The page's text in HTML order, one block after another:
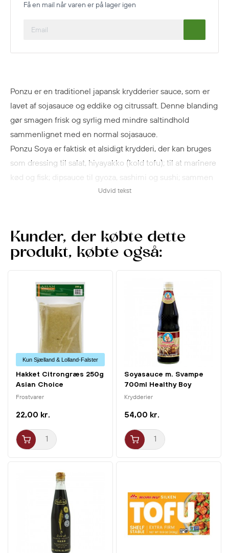
Ponzu er en traditionel japansk krydderier sauce, som er
lavet af sojasauce og eddike og citrussaft. Denne blanding
gør smagen frisk og syrlig med mindre saltindhold
sammenlignet med en normal sojasauce.
Ponzu Soya er faktisk et alsidigt krydderi, der kan bruges
som dressing til salat, hiyayakko (kold tofu); til at marinere
kød og fisk; dipsauce til gyoza, sashimi og sushi; sammen
med grillet kød, tofu og grøntsager, eller som en
bringe fylde og friskhed til dine kulinariske kreationer, og
oplev hvorfor den er elsket af madelskere verden over.
Udvid tekst
Få en mail når varen er på lager igen
Kunder, der købte dette
produkt, købte også:
Kun Sjælland & Lolland-Falster
Hakket Citrongræs 250g
Asian Choice
Frostvarer
22,00 kr.
Soyasauce m. Svampe
700ml Healthy Boy
Krydderier
54,00 kr.